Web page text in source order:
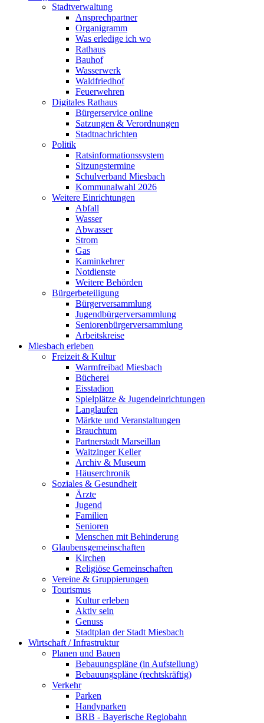
Stadtverwaltung
Ansprechpartner
Organigramm
Was erledige ich wo
Rathaus
Bauhof
Wasserwerk
Waldfriedhof
Feuerwehren
Digitales Rathaus
Bürgerservice online
Satzungen & Verordnungen
Stadtnachrichten
Politik
Ratsinformationssystem
Sitzungstermine
Schulverband Miesbach
Kommunalwahl 2026
Weitere Einrichtungen
Abfall
Wasser
Abwasser
Strom
Gas
Kaminkehrer
Notdienste
Weitere Behörden
Bürgerbeteiligung
Bürgerversammlung
Jugendbürgerversammlung
Seniorenbürgerversammlung
Arbeitskreise
Miesbach erleben
Freizeit & Kultur
Warmfreibad Miesbach
Bücherei
Eisstadion
Spielplätze & Jugendeinrichtungen
Langlaufen
Märkte und Veranstaltungen
Brauchtum
Partnerstadt Marseillan
Waitzinger Keller
Archiv & Museum
Häuserchronik
Soziales & Gesundheit
Ärzte
Jugend
Familien
Senioren
Menschen mit Behinderung
Glaubensgemeinschaften
Kirchen
Religiöse Gemeinschaften
Vereine & Gruppierungen
Tourismus
Kultur erleben
Aktiv sein
Genuss
Stadtplan der Stadt Miesbach
Wirtschaft / Infrastruktur
Planen und Bauen
Bebauungspläne (in Aufstellung)
Bebauungspläne (rechtskräftig)
Verkehr
Parken
Handyparken
BRB - Bayerische Regiobahn